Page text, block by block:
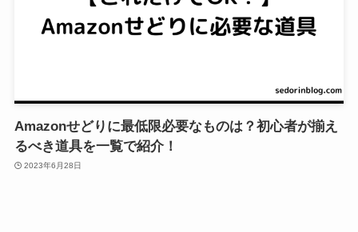
Amazonせどりに最低限必要なものは？初心者が揃え
るべき道具を一覧で紹介！
2023年6月28日